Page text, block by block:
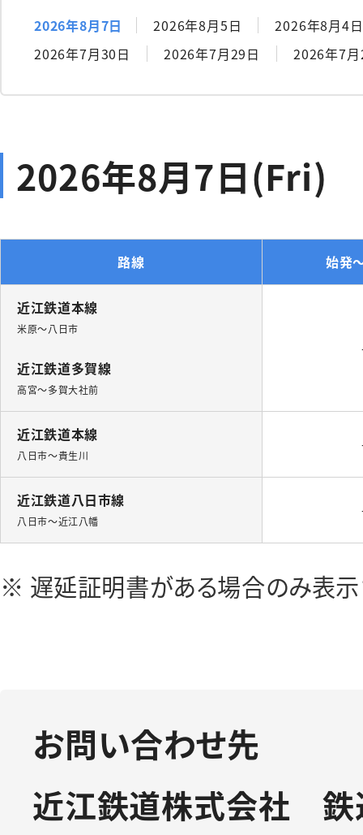
2026年8月7日 2026年8月5日
2026年8月4日
2026年7月30日
2026年7月29日 2026年7
2026年8月7日(Fri)
路線 始発
近江鉄道本線
米原～八日市
近江鉄道多賀線
高宮～多賀大社前
近江鉄道本線
八日市～貴生川
近江鉄道八日市線
八日市～近江八幡
遅延証明書がある場合のみ表示
お問い合わせ先
近江鉄道株式会社 鉄